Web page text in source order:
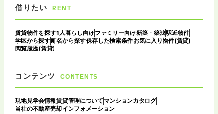
借りたい RENT
賃貸物件を探す1人暮らし向けファミリー向け新築・築浅駅近物件
学区から探す町名から探す保存した検索条件お気に入り物件(賃貸)
閲覧履歴(賃貸)
コンテンツ CONTENTS
現地見学会情報賃貸管理について マンションカタログ
当社の不動産売却インフォメーション